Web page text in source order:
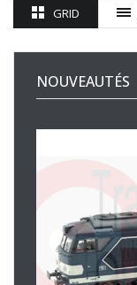
GRID
NOUVEAUTÉS